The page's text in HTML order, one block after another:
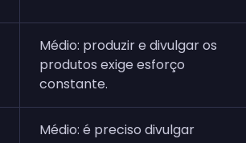
Médio: produzir e divulgar os
produtos exige esforço
constante.
Médio: é preciso divulgar